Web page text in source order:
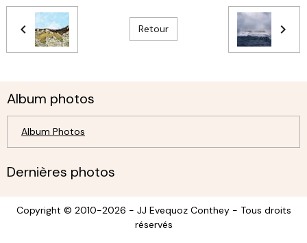
Retour
Album photos
Album Photos
Dernières photos
Copyright © 2010-2026 - JJ Evequoz Conthey - Tous droits
réservés